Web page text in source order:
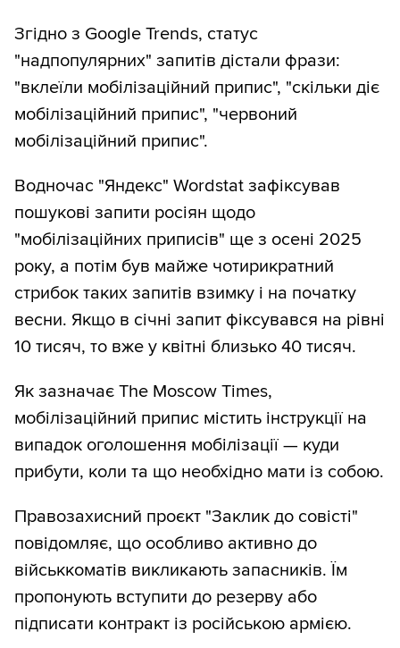
Згідно з Google Trends, статус
"надпопулярних" запитів дістали фрази:
"вклеїли мобілізаційний припис", "скільки діє
мобілізаційний припис", "червоний
мобілізаційний припис".
Водночас "Яндекс" Wordstat зафіксував
пошукові запити росіян щодо
"мобілізаційних приписів" ще з осені 2025
року, а потім був майже чотирикратний
стрибок таких запитів взимку і на початку
весни. Якщо в січні запит фіксувався на рівні
10 тисяч, то вже у квітні близько 40 тисяч.
Як зазначає The Moscow Times,
мобілізаційний припис містить інструкції на
випадок оголошення мобілізації — куди
прибути, коли та що необхідно мати із собою.
Правозахисний проєкт "Заклик до совісті"
повідомляє, що особливо активно до
військкоматів викликають запасників. Їм
пропонують вступити до резерву або
підписати контракт із російською армією.